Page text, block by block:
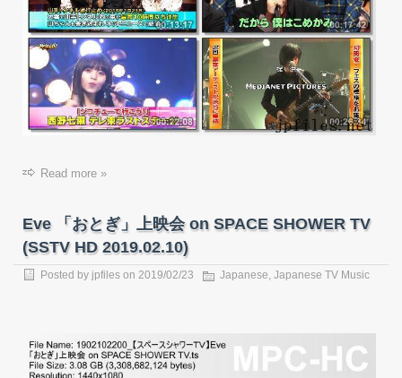
Read more »
Eve 「おとぎ」上映会 on SPACE SHOWER TV
(SSTV HD 2019.02.10)
Posted by jpfiles on 2019/02/23 Japanese, Japanese TV Music